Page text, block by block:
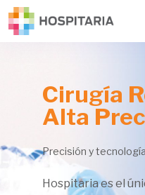
Cirugía
Alta
Precisión y
Hospitaria es el